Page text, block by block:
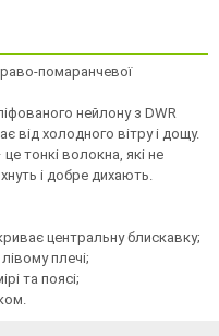
помаранчевої
нейлону з DWR
від холодного вітру і дощу.
тонкі волокна, які не
і добре дихають.
центральну блискавку;
плечі;
та поясі;